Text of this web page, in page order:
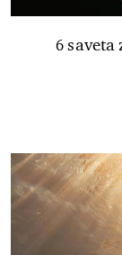
6 saveta